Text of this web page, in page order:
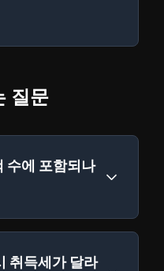
질문
수에 포함되나
취득세가 달라